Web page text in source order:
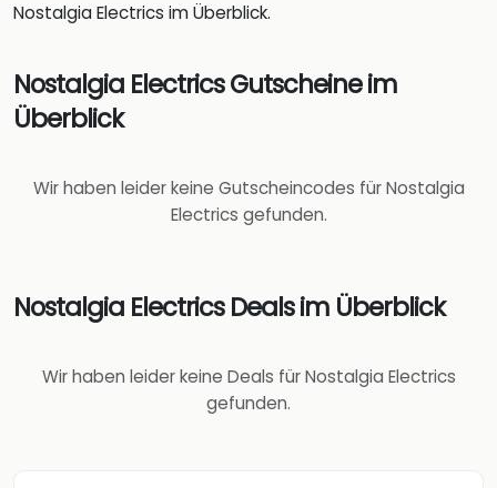
Nostalgia Electrics im Überblick.
Nostalgia Electrics Gutscheine im
Überblick
Wir haben leider keine Gutscheincodes für Nostalgia
Electrics gefunden.
Nostalgia Electrics Deals im Überblick
Wir haben leider keine Deals für Nostalgia Electrics
gefunden.